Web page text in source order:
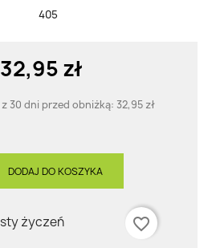
405
32,95 zł
30 dni przed obniżką: 32,95 zł
DODAJ DO KOSZYKA
życzeń
favorite_border